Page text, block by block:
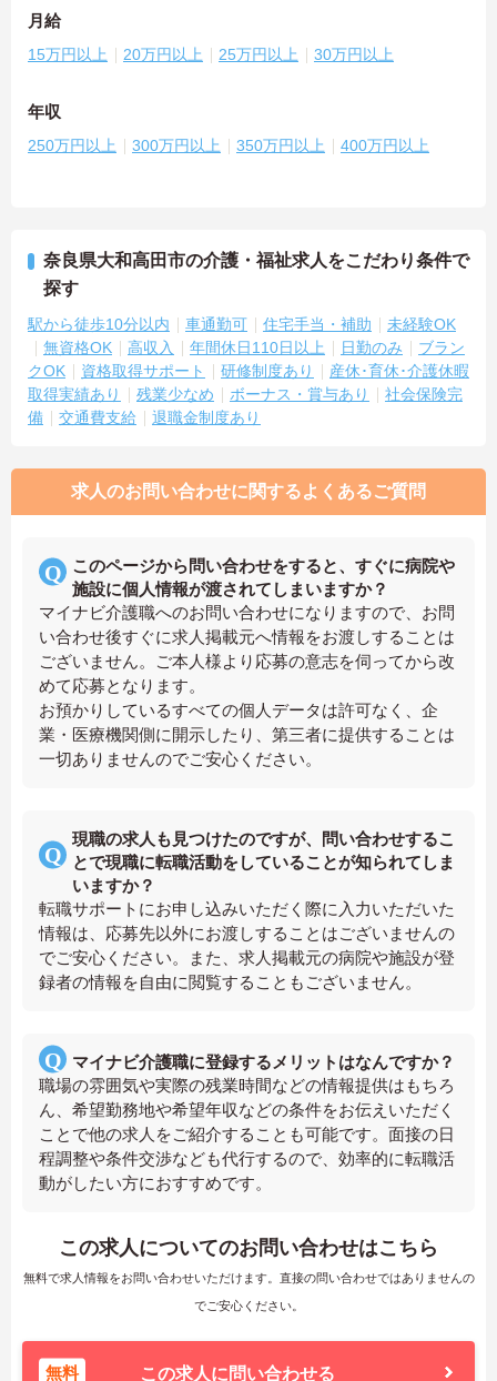
月給
15万円以上 20万円以上 25万円以上 30万円以上
年収
250万円以上 300万円以上 350万円以上 400万円以上
奈良県大和高田市の介護・福祉求人をこだわり条件で
探す
駅から徒歩10分以内 車通勤可 住宅手当・補助
未経験OK
無資格OK
高収入 年間休日110日以上 日勤のみ
ブラン
クOK
資格取得サポート 研修制度あり
産休･育休･介護休暇
取得実績あり
残業少なめ ボーナス・賞与あり
社会保険完
備
交通費支給 退職金制度あり
求人のお問い合わせに関するよくあるご質問
このページから問い合わせをすると、すぐに病院や
施設に個人情報が渡されてしまいますか？
マイナビ介護職へのお問い合わせになりますので、お問
い合わせ後すぐに求人掲載元へ情報をお渡しすることは
ございません。ご本人様より応募の意志を伺ってから改
めて応募となります。
お預かりしているすべての個人データは許可なく、企
業・医療機関側に開示したり、第三者に提供することは
一切ありませんのでご安心ください。
現職の求人も見つけたのですが、問い合わせするこ
とで現職に転職活動をしていることが知られてしま
いますか？
転職サポートにお申し込みいただく際に入力いただいた
情報は、応募先以外にお渡しすることはございませんの
でご安心ください。また、求人掲載元の病院や施設が登
録者の情報を自由に閲覧することもございません。
マイナビ介護職に登録するメリットはなんですか？
職場の雰囲気や実際の残業時間などの情報提供はもちろ
ん、希望勤務地や希望年収などの条件をお伝えいただく
ことで他の求人をご紹介することも可能です。面接の日
程調整や条件交渉なども代行するので、効率的に転職活
動がしたい方におすすめです。
この求人についてのお問い合わせはこちら
無料で求人情報をお問い合わせいただけます。直接の問い合わせではありませんの
でご安心ください。
無料 この求人に問い合わせる